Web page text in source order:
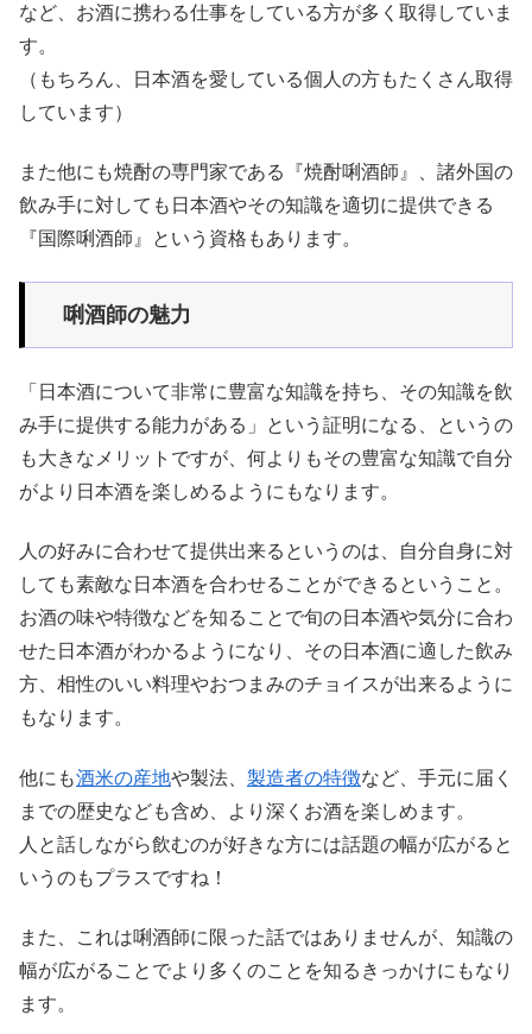
など、お酒に携わる仕事をしている方が多く取得していま
す。
（もちろん、日本酒を愛している個人の方もたくさん取得
しています）
また他にも焼酎の専門家である『焼酎唎酒師』、諸外国の
飲み手に対しても日本酒やその知識を適切に提供できる
『国際唎酒師』という資格もあります。
唎酒師の魅力
「日本酒について非常に豊富な知識を持ち、その知識を飲
み手に提供する能力がある」という証明になる、というの
も大きなメリットですが、何よりもその豊富な知識で自分
がより日本酒を楽しめるようにもなります。
人の好みに合わせて提供出来るというのは、自分自身に対
しても素敵な日本酒を合わせることができるということ。
お酒の味や特徴などを知ることで旬の日本酒や気分に合わ
せた日本酒がわかるようになり、その日本酒に適した飲み
方、相性のいい料理やおつまみのチョイスが出来るように
もなります。
他にも酒米の産地や製法、 製造者の特徴など、手元に届く
までの歴史なども含め、より深くお酒を楽しめます。
人と話しながら飲むのが好きな方には話題の幅が広がると
いうのもプラスですね！
また、これは唎酒師に限った話ではありませんが、知識の
幅が広がることでより多くのことを知るきっかけにもなり
ます。